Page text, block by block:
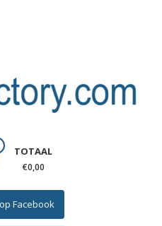
TOTAAL
€0,00
Facebook